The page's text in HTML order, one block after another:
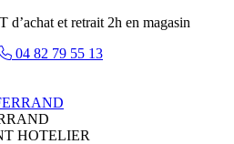
et retrait 2h en magasin
04 82 79 55 13
HOTELIER